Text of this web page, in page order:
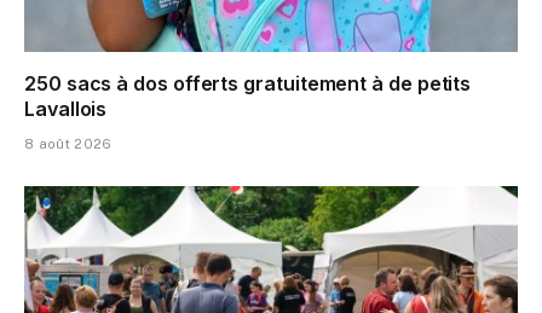
250 sacs à dos offerts gratuitement à de petits
Lavallois
8 août 2026